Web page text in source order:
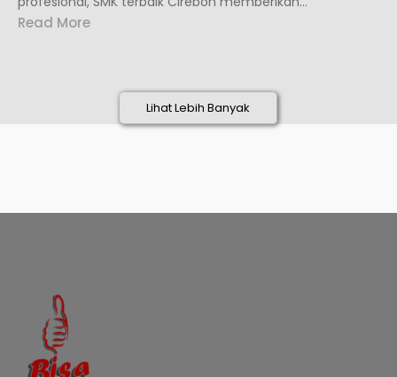
Read More
Lihat Lebih Banyak